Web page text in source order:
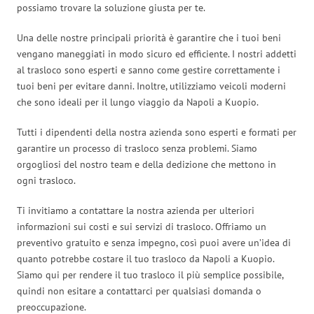
possiamo trovare la soluzione giusta per te.
Una delle nostre principali priorità è garantire che i tuoi beni
vengano maneggiati in modo sicuro ed efficiente. I nostri addetti
al trasloco sono esperti e sanno come gestire correttamente i
tuoi beni per evitare danni. Inoltre, utilizziamo veicoli moderni
che sono ideali per il lungo viaggio da Napoli a Kuopio.
Tutti i dipendenti della nostra azienda sono esperti e formati per
garantire un processo di trasloco senza problemi. Siamo
orgogliosi del nostro team e della dedizione che mettono in
ogni trasloco.
Ti invitiamo a contattare la nostra azienda per ulteriori
informazioni sui costi e sui servizi di trasloco. Offriamo un
preventivo gratuito e senza impegno, così puoi avere un’idea di
quanto potrebbe costare il tuo trasloco da Napoli a Kuopio.
Siamo qui per rendere il tuo trasloco il più semplice possibile,
quindi non esitare a contattarci per qualsiasi domanda o
preoccupazione.